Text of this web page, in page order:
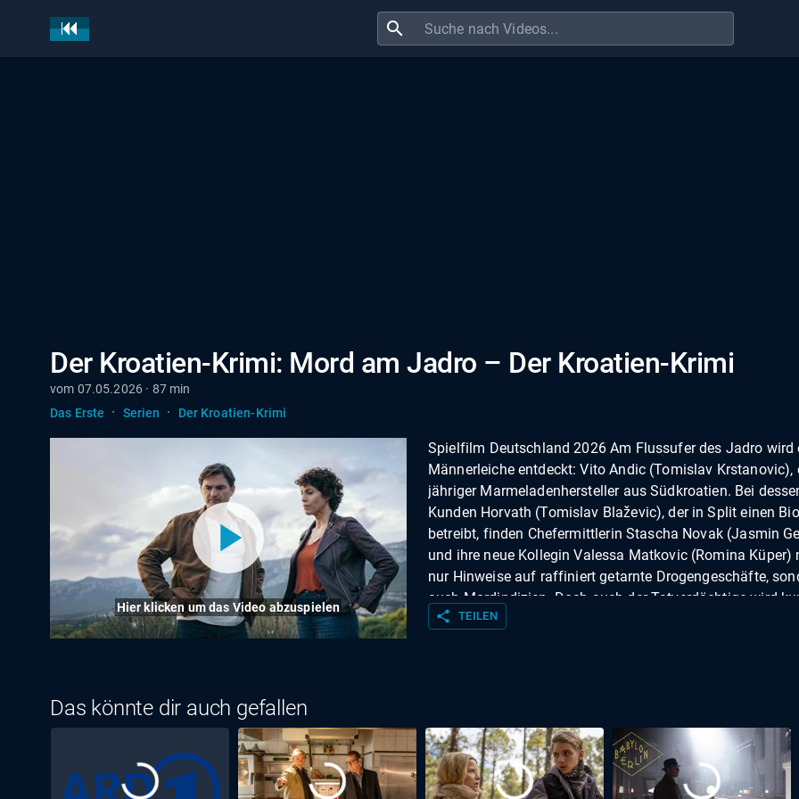
search
Der Kroatien-Krimi: Mord am Jadro – Der Kroatien-Krimi
vom 07.05.2026 · 87 min
Das Erste
· Serien · Der Kroatien-Krimi
Hier klicken um das Video abzuspielen
Spielfilm Deutschland 2026 Am Flussufer des Jadro wird
Männerleiche entdeckt: Vito Andic (Tomislav Krstanovic),
jähriger Marmeladenhersteller aus Südkroatien. Bei
Kunden Horvath (Tomislav Blaževic), der in Split einen
betreibt, finden Chefermittlerin Stascha Novak (Jasmin
und ihre neue Kollegin Valessa Matkovic (Romina Küper)
nur Hinweise auf raffiniert getarnte Drogengeschäfte,
auch Mordindizien. Doch auch der Tatverdächtige wird
darauf tot aufgefunden! Spuren führen zu dem Beachclub
ermittelt! Was sie herausfinden möchte, behält die Neue
für sich. Staschas Bauchgefühl schlägt indes bei einem
Stammgast der „Marianna“ an: dem millionenschweren
Drago Varga (Felix Klare). Dass Valessa weitaus mehr
share TEILEN
Das könnte dir auch gefallen